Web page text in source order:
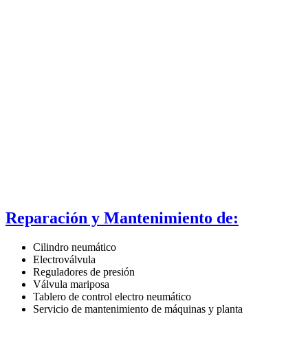
Reparación y Mantenimiento de:
Cilindro neumático
Electroválvula
Reguladores de presión
Válvula mariposa
Tablero de control electro neumático
Servicio de mantenimiento de máquinas y planta